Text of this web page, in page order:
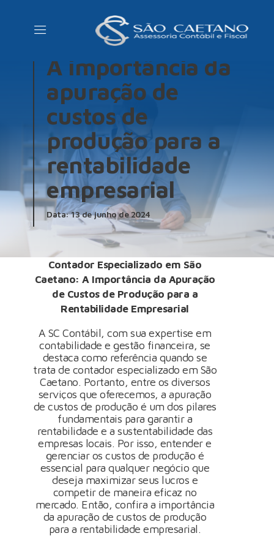
A importância da
apuração de
custos de
produção para a
rentabilidade
empresarial
Data: 13 de junho de 2024
Contador Especializado em São
Caetano: A Importância da Apuração
de Custos de Produção para a
Rentabilidade Empresarial
A SC Contábil, com sua expertise em
contabilidade e gestão financeira, se
destaca como referência quando se
trata de contador especializado em São
Caetano. Portanto, entre os diversos
serviços que oferecemos, a apuração
de custos de produção é um dos pilares
fundamentais para garantir a
rentabilidade e a sustentabilidade das
empresas locais. Por isso, entender e
gerenciar os custos de produção é
essencial para qualquer negócio que
deseja maximizar seus lucros e
competir de maneira eficaz no
mercado. Então, confira a importância
da apuração de custos de produção
para a rentabilidade empresarial.